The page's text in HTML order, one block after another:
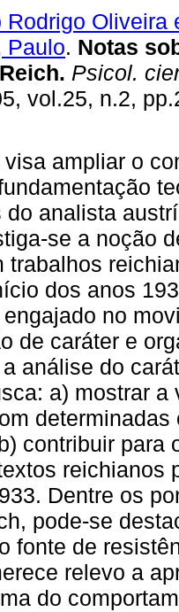
Rodrigo Oliveira
Paulo. Notas
. Psicol.
vol.25, n.2,
ampliar o
do analista
se a noção
trabalhos
dos anos
engajado no
de caráter e
análise do
a) mostrar
contribuir para
reichianos
Dentre os
pode-se
fonte de
relevo a
do